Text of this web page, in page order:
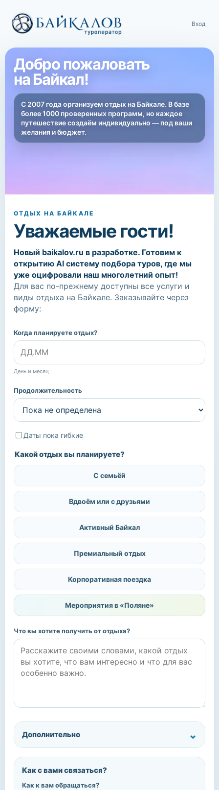
Вход
Добро пожаловать
на Байкал!
С 2007 года организуем отдых на Байкале. В базе
более 1000 проверенных программ, но каждое
путешествие создаём индивидуально — под ваши
желания и бюджет.
ОТДЫХ НА БАЙКАЛЕ
Уважаемые гости!
Новый baikalov.ru в разработке. Готовим к
открытию AI систему подбора туров, где мы
уже оцифровали наш многолетний опыт!
Для вас по-прежнему доступны все услуги и
виды отдыха на Байкале. Заказывайте через
форму:
Когда планируете отдых?
День и месяц
Продолжительность
Даты пока гибкие
Какой отдых вы планируете?
С семьёй
Вдвоём или с друзьями
Активный Байкал
Премиальный отдых
Корпоративная поездка
Мероприятия в «Поляне»
Что вы хотите получить от отдыха?
Дополнительно
Как с вами связаться?
Как к вам обращаться?